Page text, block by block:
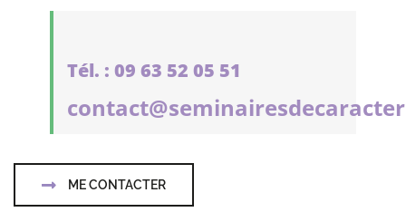
Tél. : 09 63 52 05 51
ME CONTACTER